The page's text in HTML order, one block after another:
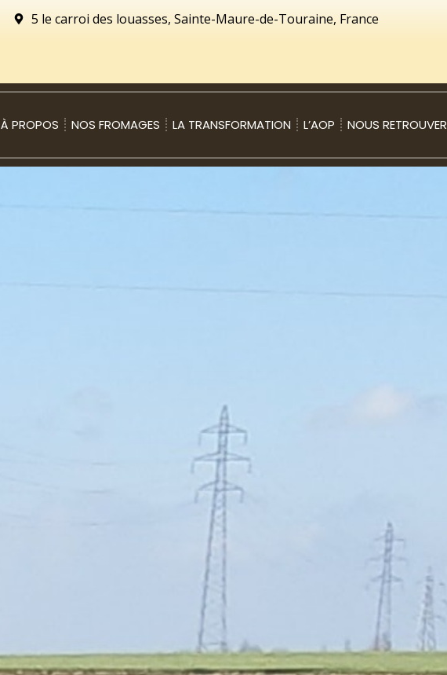
5 le carroi des louasses, Sainte-Maure-de-Touraine, France
À PROPOS NOS FROMAGES LA TRANSFORMATION L’AOP NOUS RETROUVER